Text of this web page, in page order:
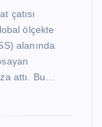
çatısı
ölçekte
alanında
attı. Bu…